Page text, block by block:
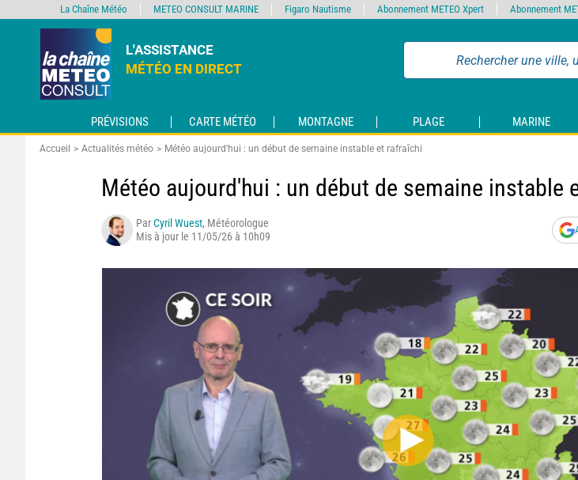
L'ASSISTANCE
MÉTÉO EN DIRECT
PRÉVISIONS CARTE MÉTÉO MONTAGNE PLAGE MARINE
Accueil Actualités météo Météo aujourd'hui : un début de semaine instable et rafraîchi
Météo aujourd'hui : un début de semaine instable
ParCyril Wuest, Météorologue
Mis à jour le 11/05/26 à 10h09
La Chaîne Météo METEO CONSULT MARINE Figaro Nautisme Abonnement METEO Xpert Abonnement